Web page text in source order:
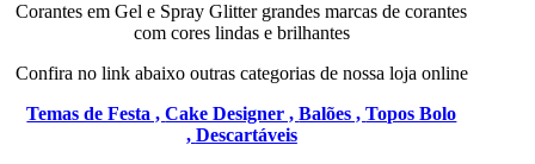
Corantes em Gel e Spray Glitter grandes marcas de corantes
com cores lindas e brilhantes
Confira no link abaixo outras categorias de nossa loja online
Temas de Festa ,Cake Designer ,Balões ,Topos Bolo
, Descartáveis